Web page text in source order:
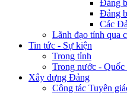
Đảng
Đảng
Các
Lãnh đạo tỉnh qua
Tin tức - Sự kiện
Trong tỉnh
Trong nước - Quốc
Xây dựng Đảng
Công tác Tuyên